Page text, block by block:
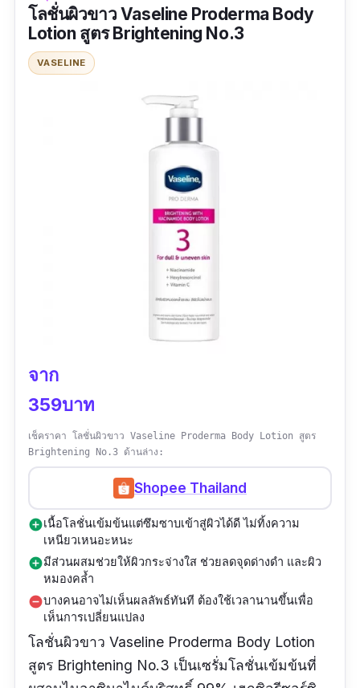
ขึ่นชัดเจน ก็ต้องลองดู"
โลชั่นผิวขาว Vaseline Proderma Body
Lotion สูตร Brightening No.3
VASELINE
จาก
359บาท
เช็คราคา โลชั่นผิวขาว Vaseline Proderma Body Lotion สูตร
Brightening No.3 ด้านล่าง:
Shopee Thailand
add_circleเนื้อโลชั่นเข้มข้นแต่ซึมซาบเข้าสู่ผิวได้ดี ไม่ทิ้งความ
เหนียวเหนอะหนะ
add_circleมีส่วนผสมช่วยให้ผิวกระจ่างใส ช่วยลดจุดด่างดำ และผิว
หมองคล้ำ
remove_circleบางคนอาจไม่เห็นผลลัพธ์ทันที ต้องใช้เวลานานขึ้นเพื่อ
เห็นการเปลี่ยนแปลง
โลชั่นผิวขาว Vaseline Proderma Body Lotion
สูตร Brightening No.3 เป็นเซรั่มโลชั่นเข้มข้นที่